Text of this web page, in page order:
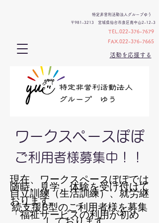
TEL.022-376-7679
特定非営利活動法人グループゆう
〒981-3213 宮城県仙台市泉区南中山2-12-3
FAX.022-376-7665
活動を応援する
ワークスペースぽぽ
ご利用者様募集中！！
現在、ワークスペースぽぽでは
自立訓練（生活訓練）、就労継
続支援B型のご利用者様を募集
随時、見学、体験を受け付けて
おります。
「福祉サービスの利用が初め